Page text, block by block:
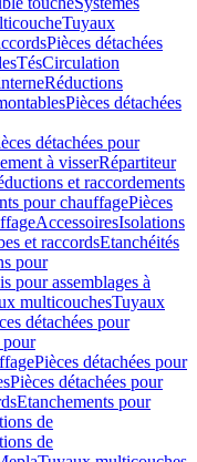
Tuyaux
Pièces détachées
TésCirculation
Réductions
Pièces détachées
détachées pour
à visserRépartiteur
et raccordements
pour chauffagePièces
AccessoiresIsolations
et raccordsEtanchéités
pour
pour assemblages à
multicouchesTuyaux
détachées pour
pour
Pièces détachées pour
Pièces détachées pour
Etanchements pour
de
de